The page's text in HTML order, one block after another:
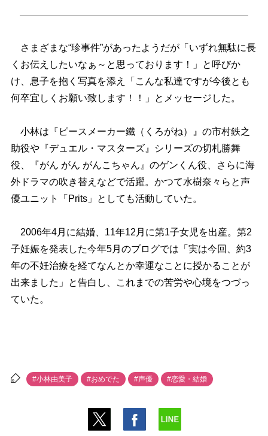
さまざまな“珍事件”があったようだが「いずれ無駄に長
くお伝えしたいなぁ～と思っております！」と呼びか
け、息子を抱く写真を添え「こんな私達ですが今後とも
何卒宜しくお願い致します！！」とメッセージした。
小林は『ピースメーカー鐵（くろがね）』の市村鉄之
助役や『デュエル・マスターズ』シリーズの切札勝舞
役、『がん がん がんこちゃん』のゲンくん役、さらに海
外ドラマの吹き替えなどで活躍。かつて水樹奈々らと声
優ユニット「Prits」としても活動していた。
2006年4月に結婚、11年12月に第1子女児を出産。第2
子妊娠を発表した今年5月のブログでは「実は今回、約3
年の不妊治療を経てなんとか幸運なことに授かることが
出来ました」と告白し、これまでの苦労や心境をつづっ
ていた。
#小林由美子 #おめでた #声優 #恋愛・結婚